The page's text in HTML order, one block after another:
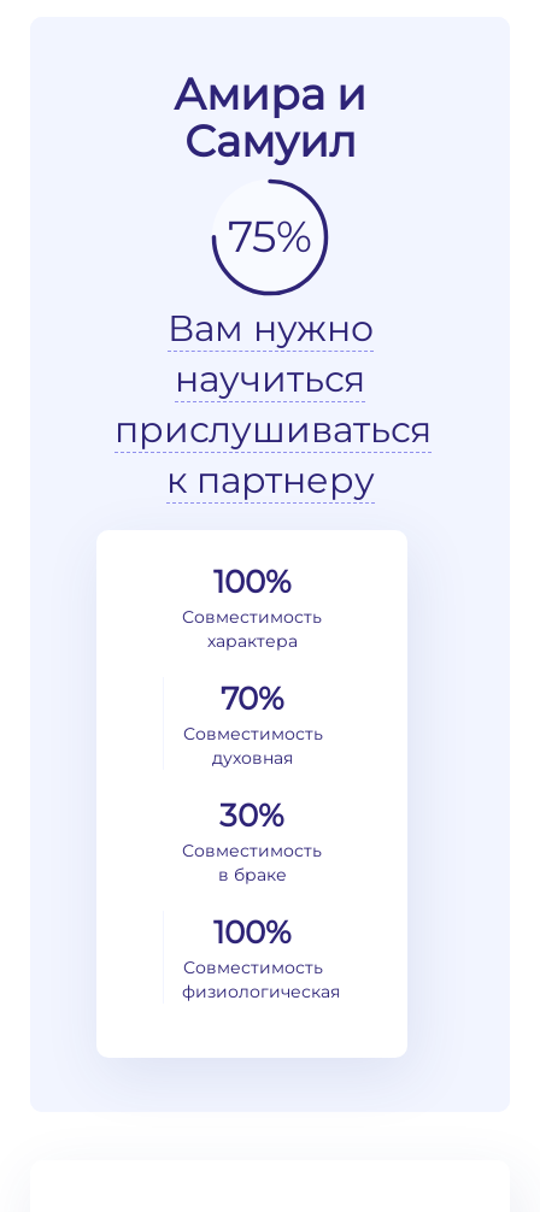
Амира и
Самуил
75%
Вам нужно
научиться
прислушиваться
к партнеру
100%
Совместимость
характера
70%
Совместимость
духовная
30%
Совместимость
в браке
100%
Совместимость
физиологическая